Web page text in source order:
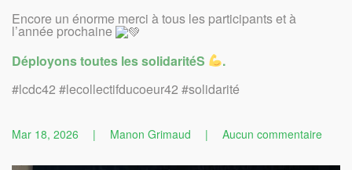
Encore un énorme merci à tous les participants et à
l’année prochaine
Déployons toutes les solidaritéS
.
#lcdc42 #lecollectifducoeur42 #solidarité
Mar 18, 2026 | Manon Grimaud | Aucun commentairesur
en